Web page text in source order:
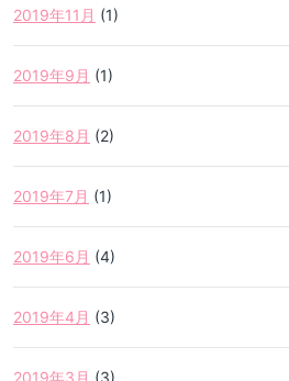
2019年11月 (1)
2019年9月 (1)
2019年8月 (2)
2019年7月 (1)
2019年6月 (4)
2019年4月 (3)
2019年3月 (3)